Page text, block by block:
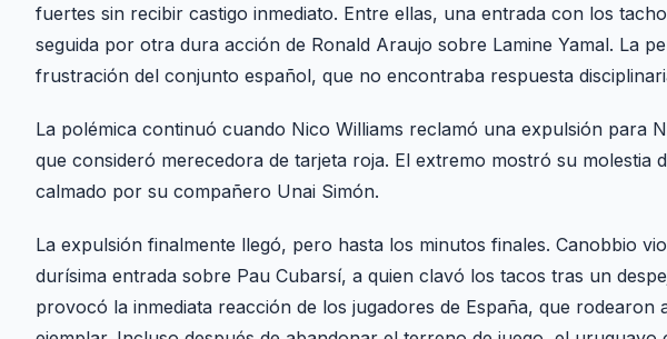
fuertes sin recibir castigo inmediato. Entre ellas, una entrada con los
seguida por otra dura acción de Ronald Araujo sobre Lamine Yamal. La
frustración del conjunto español, que no encontraba respuesta
La polémica continuó cuando Nico Williams reclamó una expulsión para
que consideró merecedora de tarjeta roja. El extremo mostró su molestia
calmado por su compañero Unai Simón.
La expulsión finalmente llegó, pero hasta los minutos finales. Canobbio
durísima entrada sobre Pau Cubarsí, a quien clavó los tacos tras un
provocó la inmediata reacción de los jugadores de España, que